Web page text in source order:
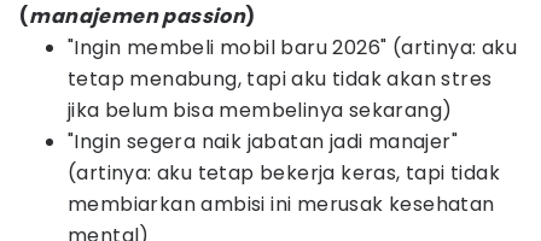
(manajemen passion)
"Ingin membeli mobil baru 2026" (artinya: aku
tetap menabung, tapi aku tidak akan stres
jika belum bisa membelinya sekarang)
"Ingin segera naik jabatan jadi manajer"
(artinya: aku tetap bekerja keras, tapi tidak
membiarkan ambisi ini merusak kesehatan